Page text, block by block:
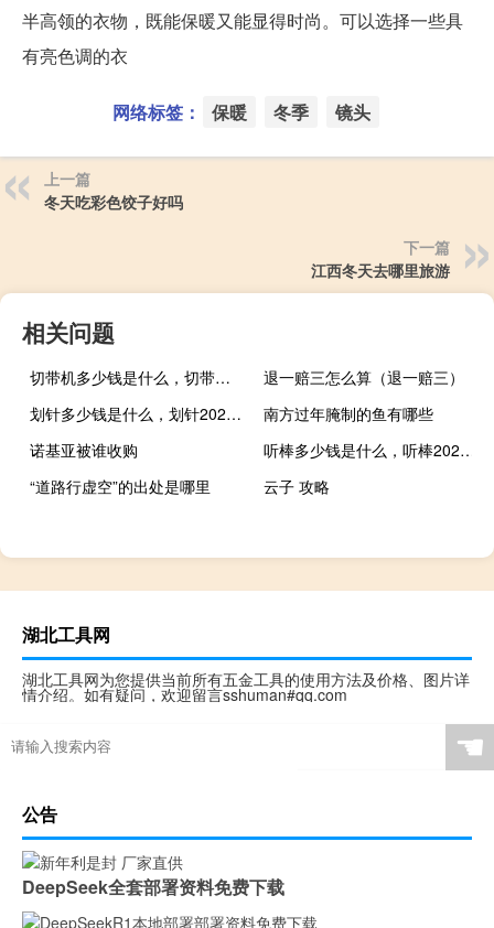
半高领的衣物，既能保暖又能显得时尚。可以选择一些具
有亮色调的衣
网络标签： 保暖 冬季 镜头
上一篇
冬天吃彩色饺子好吗
下一篇
江西冬天去哪里旅游
相关问题
切带机多少钱是什么，切带机2021价格和图文详情
退一赔三怎么算（退一赔三）
划针多少钱是什么，划针2021价格和图文详情
南方过年腌制的鱼有哪些
诺基亚被谁收购
听棒多少钱是什么，听棒2021价格和图文详情
“道路行虚空”的出处是哪里
云子 攻略
湖北工具网
湖北工具网为您提供当前所有五金工具的使用方法及价格、图片详
情介绍。如有疑问，欢迎留言sshuman#qq.com
☚
公告
DeepSeek全套部署资料免费下载